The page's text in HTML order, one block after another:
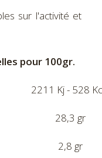
sur l'activité et
pour 100gr.
2211 Kj - 528
28,3 gr
2,8 gr